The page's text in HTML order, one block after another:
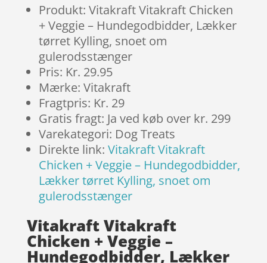
Produkt: Vitakraft Vitakraft Chicken
+ Veggie – Hundegodbidder, Lækker
tørret Kylling, snoet om
gulerodsstænger
Pris: Kr. 29.95
Mærke: Vitakraft
Fragtpris: Kr. 29
Gratis fragt: Ja ved køb over kr. 299
Varekategori: Dog Treats
Direkte link: Vitakraft Vitakraft
Chicken + Veggie – Hundegodbidder,
Lækker tørret Kylling, snoet om
gulerodsstænger
Vitakraft Vitakraft
Chicken + Veggie –
Hundegodbidder, Lækker